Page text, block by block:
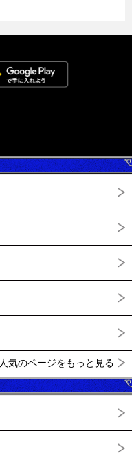
人気のページをもっと見る